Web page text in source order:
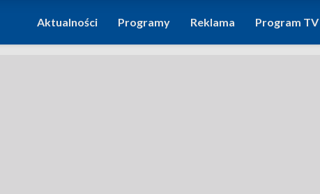
DO
Aktualności Programy Reklama Program TV